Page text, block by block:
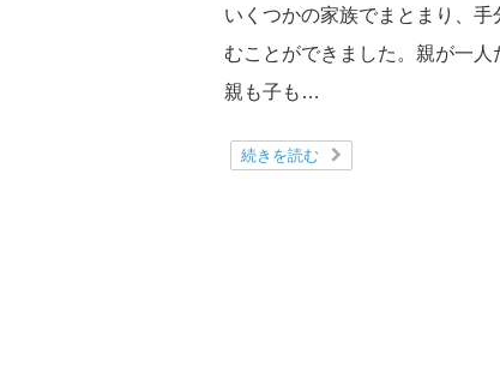
いくつかの家族でまとまり、
むことができました。親が一
親も子も…
続きを読む